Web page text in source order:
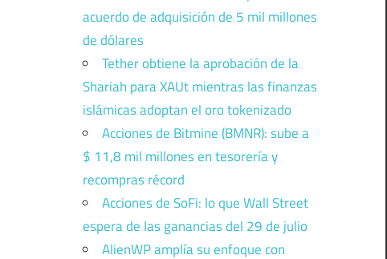
acuerdo de adquisición de 5 mil millones
de dólares
Tether obtiene la aprobación de la
Shariah para XAUt mientras las finanzas
islámicas adoptan el oro tokenizado
Acciones de Bitmine (BMNR): sube a
$ 11,8 mil millones en tesorería y
recompras récord
Acciones de SoFi: lo que Wall Street
espera de las ganancias del 29 de julio
AlienWP amplía su enfoque con